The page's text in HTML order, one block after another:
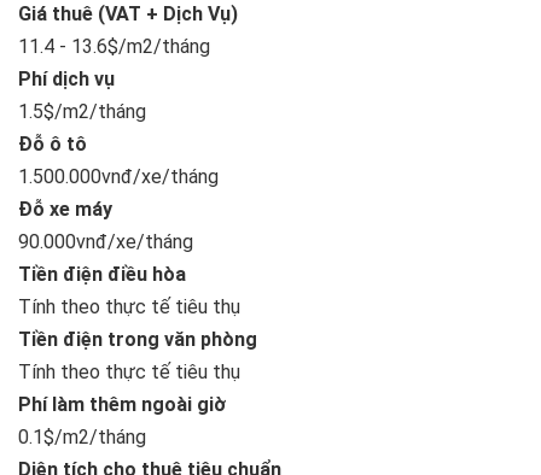
Giá thuê (VAT + Dịch Vụ)
11.4 - 13.6$/m2/tháng
Phí dịch vụ
1.5$/m2/tháng
Đỗ ô tô
1.500.000vnđ/xe/tháng
Đỗ xe máy
90.000vnđ/xe/tháng
Tiền điện điều hòa
Tính theo thực tế tiêu thụ
Tiền điện trong văn phòng
Tính theo thực tế tiêu thụ
Phí làm thêm ngoài giờ
0.1$/m2/tháng
Diện tích cho thuê tiêu chuẩn